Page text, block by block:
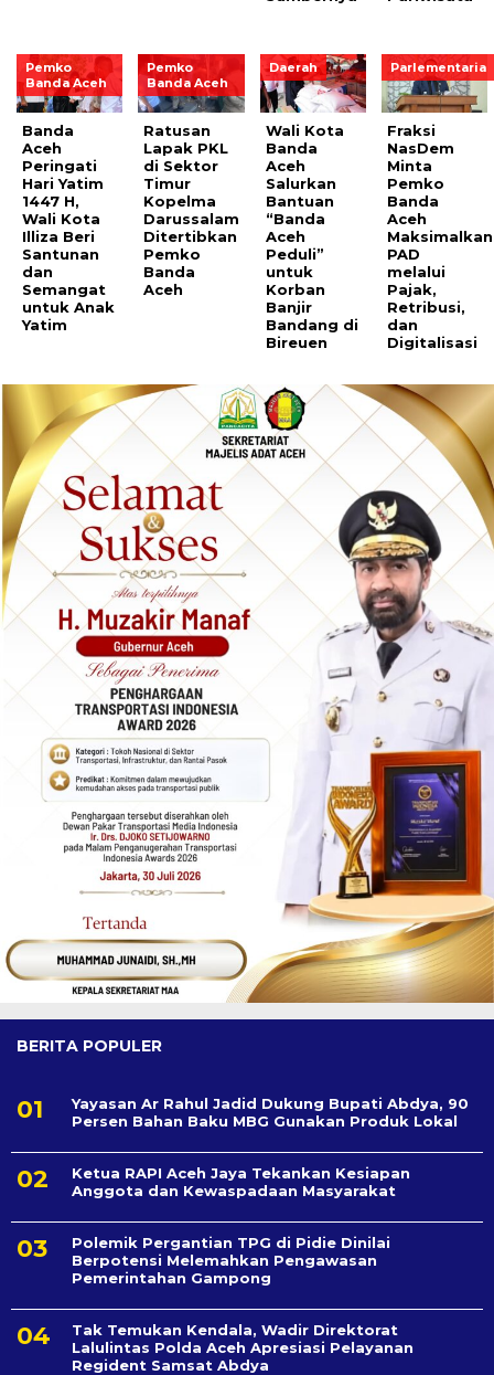
Pemko
Banda Aceh
Banda
Aceh
Peringati
Hari Yatim
1447 H,
Wali Kota
Illiza Beri
Santunan
dan
Semangat
untuk Anak
Yatim
Pemko
Banda Aceh
Ratusan
Lapak PKL
di Sektor
Timur
Kopelma
Darussalam
Ditertibkan
Pemko
Banda
Aceh
Daerah
Wali Kota
Banda
Aceh
Salurkan
Bantuan
“Banda
Aceh
Peduli”
untuk
Korban
Banjir
Bandang di
Bireuen
Parlementaria
Fraksi
NasDem
Minta
Pemko
Banda
Aceh
Maksimalkan
PAD
melalui
Pajak,
Retribusi,
dan
Digitalisasi
BERITA POPULER
Yayasan Ar Rahul Jadid Dukung Bupati Abdya, 90
Persen Bahan Baku MBG Gunakan Produk Lokal
Ketua RAPI Aceh Jaya Tekankan Kesiapan
Anggota dan Kewaspadaan Masyarakat
Polemik Pergantian TPG di Pidie Dinilai
Berpotensi Melemahkan Pengawasan
Pemerintahan Gampong
Tak Temukan Kendala, Wadir Direktorat
Lalulintas Polda Aceh Apresiasi Pelayanan
Regident Samsat Abdya